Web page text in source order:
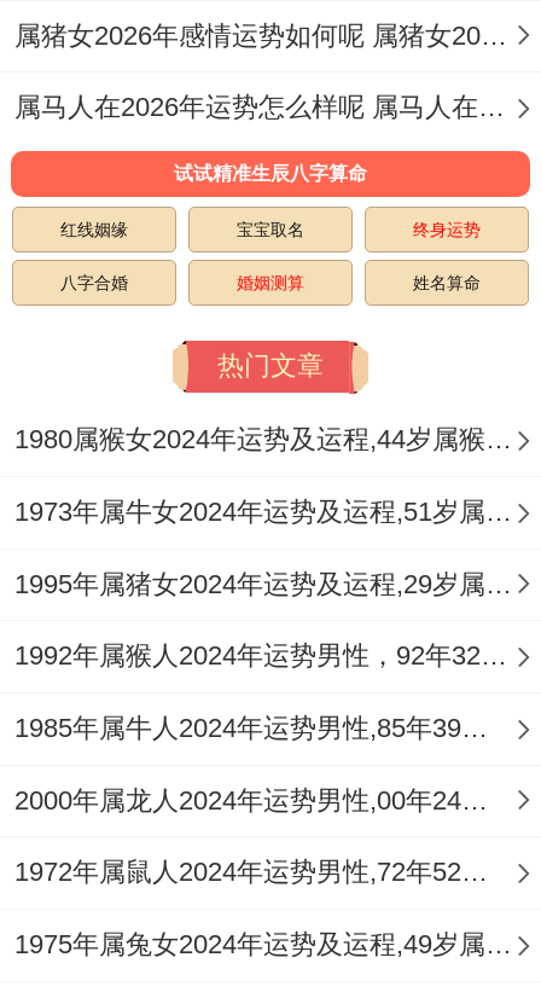
午火伤官是其延伸，构成伤官生财之局，预
牌溢价或个人IP的变现，偏财星透出，机遇
多但变数大，常有意外之财或投资回报，但
因其与劫财同气相求，财富格局呈现剧烈的
波动性，有「过路财神」之象。
比肩夺财的风险在农历正月、四月、七月尤
为显著。切忌与亲朋发生金钱借贷或为人作
保，合伙生意须明细账目，防止因利益分配
不均而造成关系破裂甚至诉讼，正财方面薪
金收入稳定，但伤官心性可能对现有收入结
投资方面火旺之年份利于与文化、餐饮、美
容、能源相关的范围但切忌盲目跟风高风险
能根基不稳，全年理财步骤应以「稳」为
主，凭借专业技能 拓展收入渠道，并将流动
规划。
可随身佩戴 【祥安阁阳火得意吊坠】 。其
属猪女2026年感情运势如何呢 属猪女2026年运势及运程完整版
属马人在2026年运势怎么样呢 属马人在2026年的运势怎么样
试试精准生辰八字算命
红线姻缘 宝宝取名 终身运势
八字合婚 婚姻测算 姓名算命
热门文章
1980属猴女2024年运势及运程,44岁属猴人2024全年每月运势女性如何
1973年属牛女2024年运势及运程,51岁属牛人2024全年每月运势女性如何
1995年属猪女2024年运势及运程,29岁属猪人2024全年每月运势女性如何
1992年属猴人2024年运势男性，92年32岁属猴男2024年每月运程怎么样
1985年属牛人2024年运势男性,85年39岁属牛男2024年每月运程怎么样
2000年属龙人2024年运势男性,00年24岁属龙男2024年每月运程怎么样
1972年属鼠人2024年运势男性,72年52岁属鼠男2024年每月运程怎么样
1975年属兔女2024年运势及运程,49岁属兔人2024全年每月运势女性如何